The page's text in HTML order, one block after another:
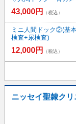
43,000円 （税込）
ミニ人間ドック②(基
検査+尿検査)
12,000円 （税込）
ニッセイ聖隷クリ